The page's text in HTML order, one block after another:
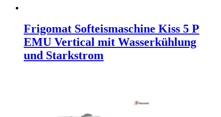
Frigomat Softeismaschine Kiss 5 P
EMU Vertical mit Wasserkühlung
und Starkstrom